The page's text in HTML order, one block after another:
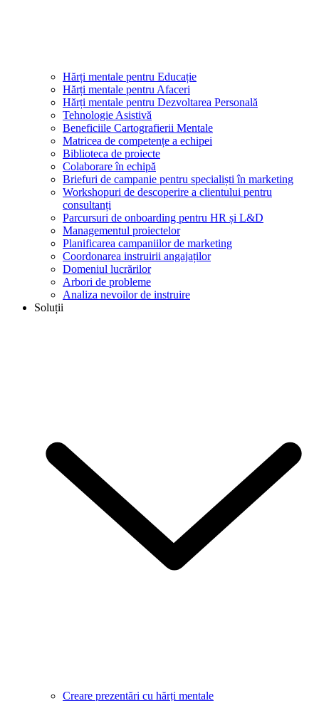
Hărți mentale pentru Educație
Hărți mentale pentru Afaceri
Hărți mentale pentru Dezvoltarea Personală
Tehnologie Asistivă
Beneficiile Cartografierii Mentale
Matricea de competențe a echipei
Biblioteca de proiecte
Colaborare în echipă
Briefuri de campanie pentru specialiști în marketing
Workshopuri de descoperire a clientului pentru
consultanți
Parcursuri de onboarding pentru HR și L&D
Managementul proiectelor
Planificarea campaniilor de marketing
Coordonarea instruirii angajaților
Domeniul lucrărilor
Arbori de probleme
Analiza nevoilor de instruire
Soluții
Creare prezentări cu hărți mentale